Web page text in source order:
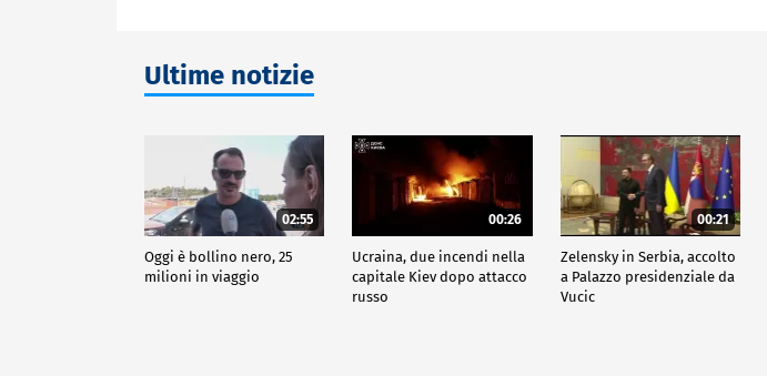
Ultime notizie
02:55
Oggi è bollino nero, 25
milioni in viaggio
00:26
Ucraina, due incendi nella
capitale Kiev dopo attacco
russo
00:21
Zelensky in Serbia, accolto
a Palazzo presidenziale da
Vucic